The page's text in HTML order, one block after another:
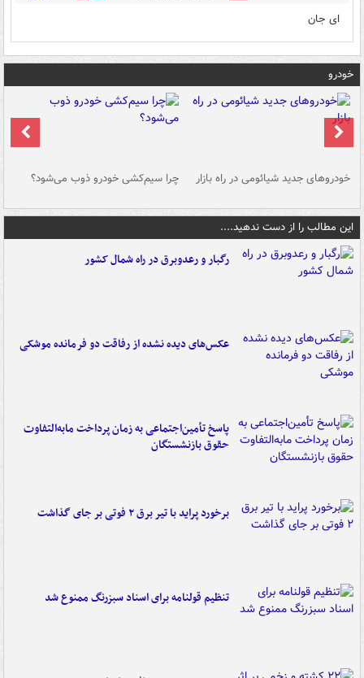
ای جان
خودرو
خودروهای جدید شیائومی در راه بازار چرا سیم‌کشی خودرو ذوب می‌شود؟
این مطالب را از دست ندهید....
رگبار و رعدوبرق در راه شمال کشور
عکس‌های دیده نشده از رفاقت دو فرمانده‌ موشکی
پاسخ تأمین‌اجتماعی به زمان پرداخت مابه‌التفاوت
حقوق بازنشستگان
برخورد پراید با تیر برق ۲ فوتی بر جای گذاشت
تنظیم قولنامه برای اسناد سبزرنگ ممنوع شد